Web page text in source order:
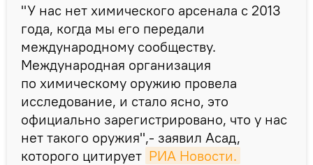
"У нас нет химического арсенала с 2013
года, когда мы его передали
международному сообществу.
Международная организация
по химическому оружию провела
исследование, и стало ясно, это
официально зарегистрировано, что у нас
нет такого оружия",- заявил Асад,
которого цитирует РИА Новости.